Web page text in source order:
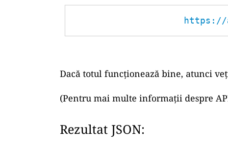
https://
Dacă totul funcționează bine, atunci
(Pentru mai multe informații despre
Rezultat JSON: